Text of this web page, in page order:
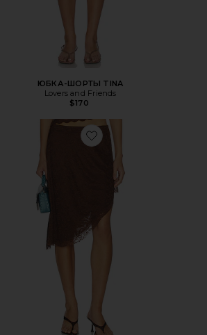
ЮБКА-ШОРТЫ TINA
Lovers and Friends
$170
Favorite ЮБКА HARPER